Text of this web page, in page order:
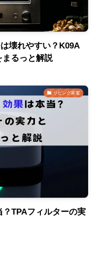
壊れやすい？K09A
まるっと解説
リビング家電
TPAフィルターの実